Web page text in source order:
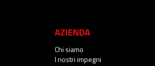
AZIENDA
Chi siamo
I nostri impegni